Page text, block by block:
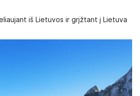
iš Lietuvos ir grįžtant į Lietuva